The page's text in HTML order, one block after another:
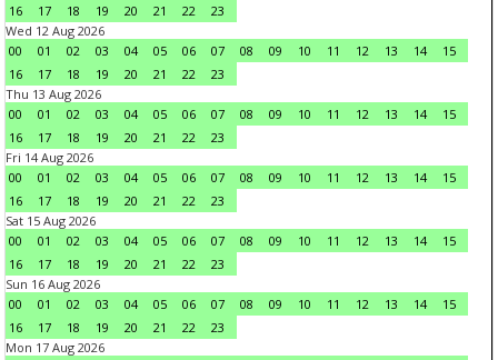
16
17 18 19 20 21 22
23
Wed 12 Aug 2026
00
01 02 03 04 05 06 07 08 09 10 11 12 13 14
15
16
17 18 19 20 21 22
23
Thu 13 Aug 2026
00
01 02 03 04 05 06 07 08 09 10 11 12 13 14
15
16
17 18 19 20 21 22
23
Fri 14 Aug 2026
00
01 02 03 04 05 06 07 08 09 10 11 12 13 14
15
16
17 18 19 20 21 22
23
Sat 15 Aug 2026
00
01 02 03 04 05 06 07 08 09 10 11 12 13 14
15
16
17 18 19 20 21 22
23
Sun 16 Aug 2026
00
01 02 03 04 05 06 07 08 09 10 11 12 13 14
15
16
17 18 19 20 21 22
23
Mon 17 Aug 2026